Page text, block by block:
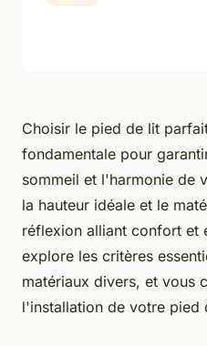
Choisir le pied de lit
fondamentale pour
sommeil et l'harmonie de
la hauteur idéale et le
réflexion alliant confort et
explore les critères
matériaux divers, et vous
l'installation de votre pied